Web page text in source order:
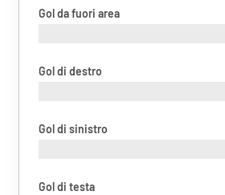
Gol da fuori area
Gol di destro
Gol di sinistro
Gol di testa